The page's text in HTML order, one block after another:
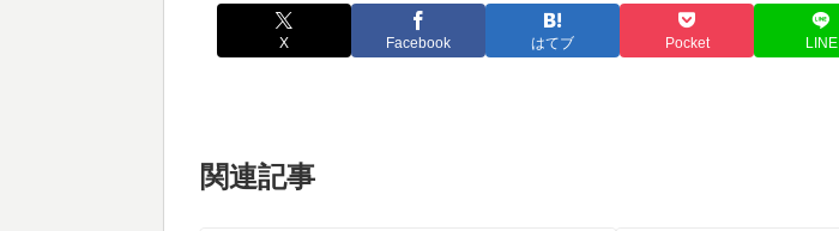
X Facebook はてブ Pocket LINE
関連記事